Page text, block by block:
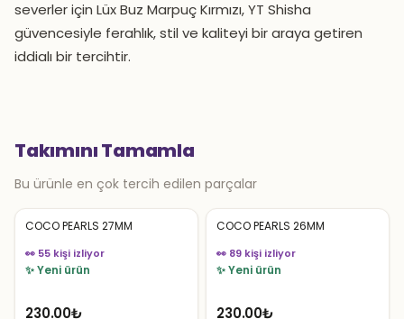
severler için Lüx Buz Marpuç Kırmızı, YT Shisha
güvencesiyle ferahlık, stil ve kaliteyi bir araya getiren
iddialı bir tercihtir.
Takımını Tamamla
Bu ürünle en çok tercih edilen parçalar
COCO PEARLS 27MM
👀 55 kişi izliyor
✨ Yeni ürün
230.00₺
COCO PEARLS 26MM
👀 89 kişi izliyor
✨ Yeni ürün
230.00₺